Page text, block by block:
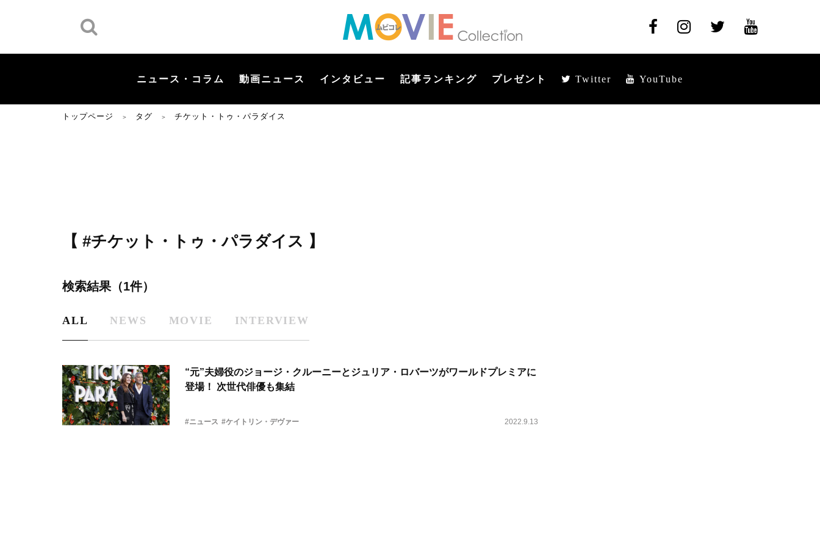
ニュース・コラム 動画ニュース インタビュー 記事ランキング プレゼント Twitter YouTube
トップページ ＞ タグ ＞ チケット・トゥ・パラダイス
【 #チケット・トゥ・パラダイス 】
検索結果（1件）
ALL NEWS MOVIE INTERVIEW
“元”夫婦役のジョージ・クルーニーとジュリア・ロバーツがワールドプレミアに
登場！ 次世代俳優も集結
#ニュース #ケイトリン・デヴァー 2022.9.13